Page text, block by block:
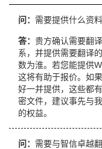
问： 需要提供什么资
答： 贵方确认需要翻
系，并提供需要翻译
数为淮。若您能提供
这将有助于报价。如
好一并提供，这些都
密文件，建议事先与
的权益。
问： 需要与智信卓越